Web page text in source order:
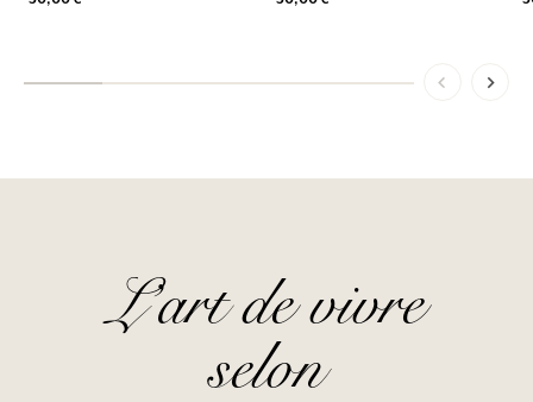
L’art de vivre
selon